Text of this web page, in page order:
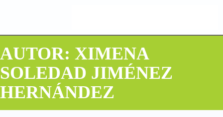
AUTOR: XIMENA
SOLEDAD JIMÉNEZ
HERNÁNDEZ